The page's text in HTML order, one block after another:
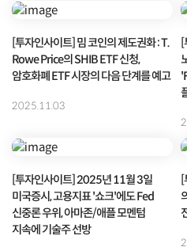
[투자인사이트] 밈 코인의 제도권화 : T.
Rowe Price의 SHIB ETF 신청,
암호화폐 ETF 시장의 다음 단계를 예고
2025.11.03
[
[투자인사이트] 2025년 11월 3일
미국증시, 고용지표 '쇼크'에도 Fed
신중론 우위, 아마존/애플 모멘텀
지속에 기술주 선방
[